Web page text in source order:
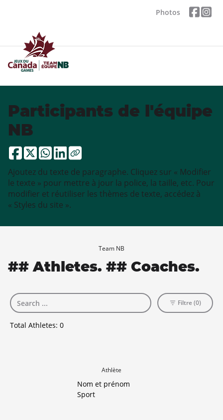
Photos
Participants de l'équipe
NB
Ajoutez du texte de paragraphe. Cliquez sur « Modifier
le texte » pour mettre à jour la police, la taille, etc. Pour
modifier et réutiliser les thèmes de texte, accédez à
« Styles du site ».
Team NB
## Athletes. ## Coaches.
Total Athletes: 0
Filtre (0)
Athlète
Nom et prénom
Sport